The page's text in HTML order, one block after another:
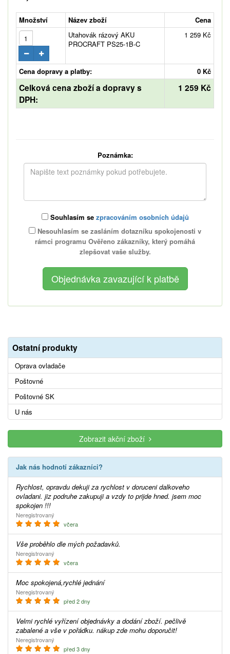
Množství Název zboží
Cena
Utahovák rázový AKU
PROCRAFT PS25-1B-C
1 259 Kč
Cena dopravy a platby: 0 Kč
Celková cena zboží a dopravy s
DPH:
1 259 Kč
Poznámka:
Souhlasím se zpracováním osobních údajů
Nesouhlasím se zasláním dotazníku spokojenosti v
rámci programu Ověřeno zákazníky, který pomáhá
zlepšovat vaše služby.
Ostatní produkty
Oprava ovladače
Poštovné
Poštovné SK
U nás
Zobrazit akční zboží
Jak nás hodnotí zákazníci?
Rychlost, opravdu dekuji za rychlost v doruceni dalkoveho
ovladani. jiz podruhe zakupuji a vzdy to prijde hned. jsem moc
spokojen !!!
Neregistrovaný
včera
Vše proběhlo dle mých požadavků.
Neregistrovaný
včera
Moc spokojená,rychlé jednání
Neregistrovaný
před 2 dny
Velmi rychlé vyřízení objednávky a dodání zboží. pečlivě
zabalené a vše v pořádku. nákup zde mohu doporučit!
Neregistrovaný
před 3 dny